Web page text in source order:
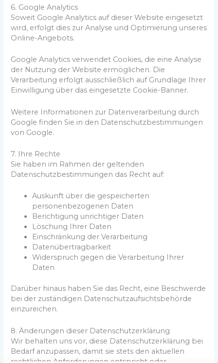
6. Google Analytics
Soweit Google Analytics auf dieser Website eingesetzt
wird, erfolgt dies zur Analyse und Optimierung unseres
Online-Angebots.
Google Analytics verwendet Cookies, die eine Analyse
der Nutzung der Website ermöglichen. Die
Verarbeitung erfolgt ausschließlich auf Grundlage Ihrer
Einwilligung über das eingesetzte Cookie-Banner.
Weitere Informationen zur Datenverarbeitung durch
Google finden Sie in den Datenschutzbestimmungen
von Google.
7. Ihre Rechte
Sie haben im Rahmen der geltenden
Datenschutzbestimmungen das Recht auf:
Auskunft über die gespeicherten
personenbezogenen Daten
Berichtigung unrichtiger Daten
Löschung Ihrer Daten
Einschränkung der Verarbeitung
Datenübertragbarkeit
Widerspruch gegen die Verarbeitung Ihrer
Daten
Darüber hinaus haben Sie das Recht, eine Beschwerde
bei der zuständigen Datenschutzaufsichtsbehörde
einzureichen.
8. Änderungen dieser Datenschutzerklärung
Wir behalten uns vor, diese Datenschutzerklärung bei
Bedarf anzupassen, damit sie stets den aktuellen